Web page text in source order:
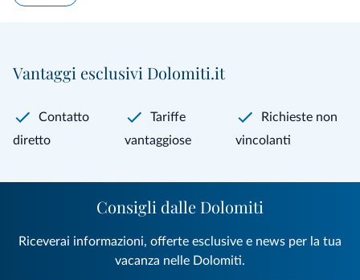
Vantaggi esclusivi Dolomiti.it
Contatto
diretto
Tariffe
vantaggiose
Richieste non
vincolanti
Consigli dalle Dolomiti
Riceverai informazioni, offerte esclusive e news per la tua
vacanza nelle Dolomiti.